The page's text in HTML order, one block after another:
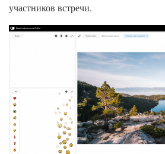
участников встречи.